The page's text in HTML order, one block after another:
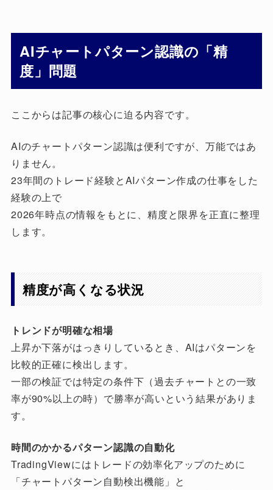
AIチャートパターン認識の「精
度」問題
ここからは記事の核心に迫る内容です。
AIのチャートパターン認識は便利ですが、万能ではあ
りません。
23年間のトレード経験とAIパターン作成の仕事をした
経験の上で
2026年時点の情報をもとに、精度と限界を正直に整理
します。
精度が高くなる状況
トレンドが明確な相場
上昇か下落がはっきりしているとき、AIはパターンを
比較的正確に検出します。
一部の検証では特定の条件下（過去チャートとの一致
率が90%以上の時）で勝率が高いという結果がありま
す。
時間のかかるパターン認識の自動化
TradingViewにはトレードの効率化アップのために
「チャートパターン自動検出機能」と